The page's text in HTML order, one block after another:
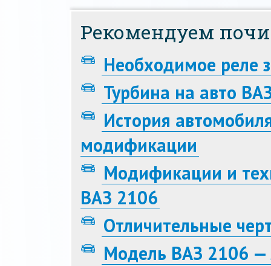
Рекомендуем
Необходимое реле
Турбина на авто
История
модификации
Модификации и
ВАЗ 2106
Отличительные
Модель ВАЗ 2106 —